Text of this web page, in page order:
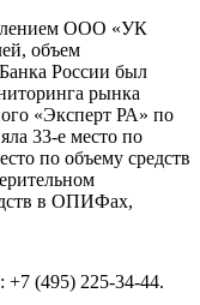
ООО «УК
объем
России был
рынка
«Эксперт РА» по
33-е место по
по объему средств
в ОПИФах,
+7 (495) 225-34-44.